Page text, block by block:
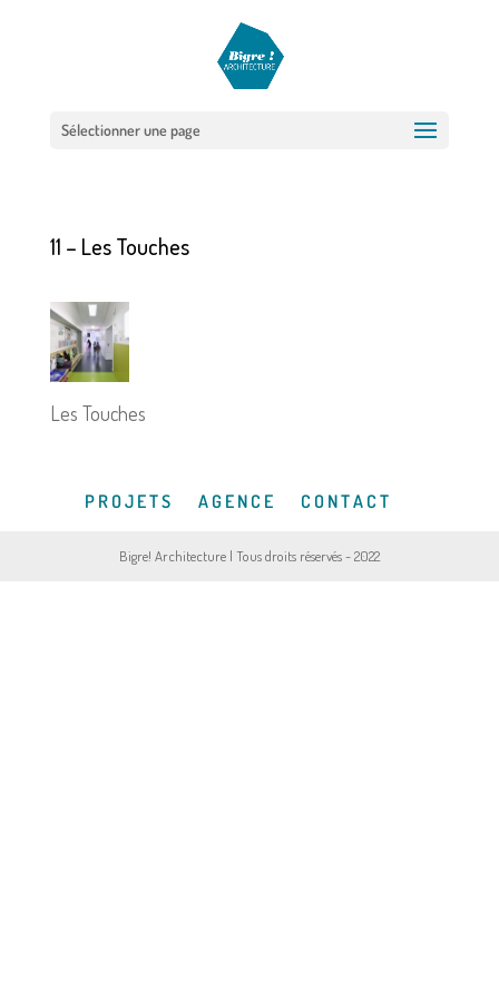
Sélectionner une page
11 – Les Touches
Les Touches
P R O J E T S A G E N C E C O N T A C T
Bigre! Architecture | Tous droits réservés - 2022